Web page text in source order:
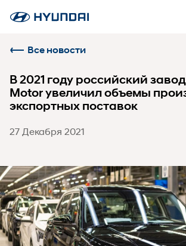
Все новости
В 2021 году российский
Motor увеличил объемы
экспортных поставок
27 Декабря 2021